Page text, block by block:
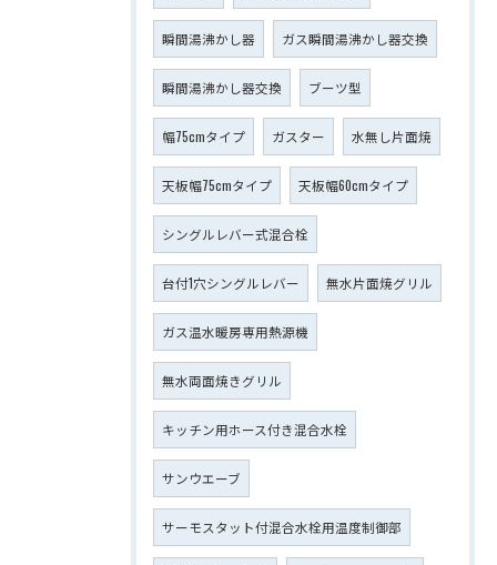
瞬間湯沸かし器 ガス瞬間湯沸かし器交換
瞬間湯沸かし器交換 ブーツ型
幅75cmタイプ ガスター 水無し片面焼
天板幅75cmタイプ 天板幅60cmタイプ
シングルレバー式混合栓
台付1穴シングルレバー 無水片面焼グリル
ガス温水暖房専用熱源機
無水両面焼きグリル
キッチン用ホース付き混合水栓
サンウエーブ
サーモスタット付混合水栓用温度制御部